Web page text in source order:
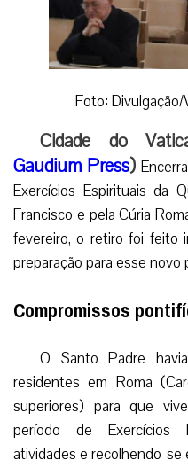
Foto: Divulgação/
Cidade do
Gaudium Press)
Exercícios Espirituais da
Francisco e pela Cúria
fevereiro, o retiro foi feito
preparação para esse novo
Compromissos
O Santo Padre
residentes em Roma
superiores) para que
período de Exercícios
atividades e recolhendo-se